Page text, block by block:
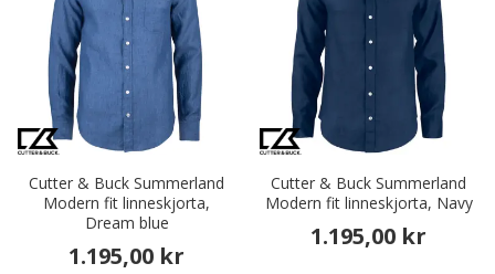
Cutter & Buck Summerland
Modern fit linneskjorta,
Dream blue
1.195,00 kr
Cutter & Buck Summerland
Modern fit linneskjorta, Navy
1.195,00 kr